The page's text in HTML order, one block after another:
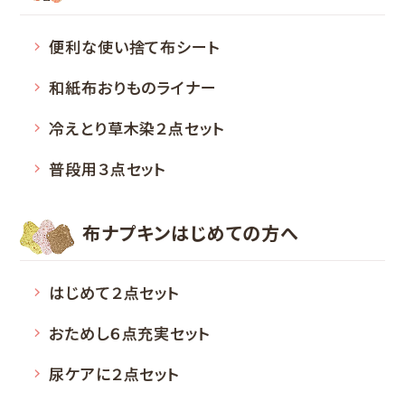
便利な使い捨て布シート
和紙布おりものライナー
冷えとり草木染２点セット
普段用３点セット
布ナプキンはじめての方へ
はじめて２点セット
おためし６点充実セット
尿ケアに２点セット